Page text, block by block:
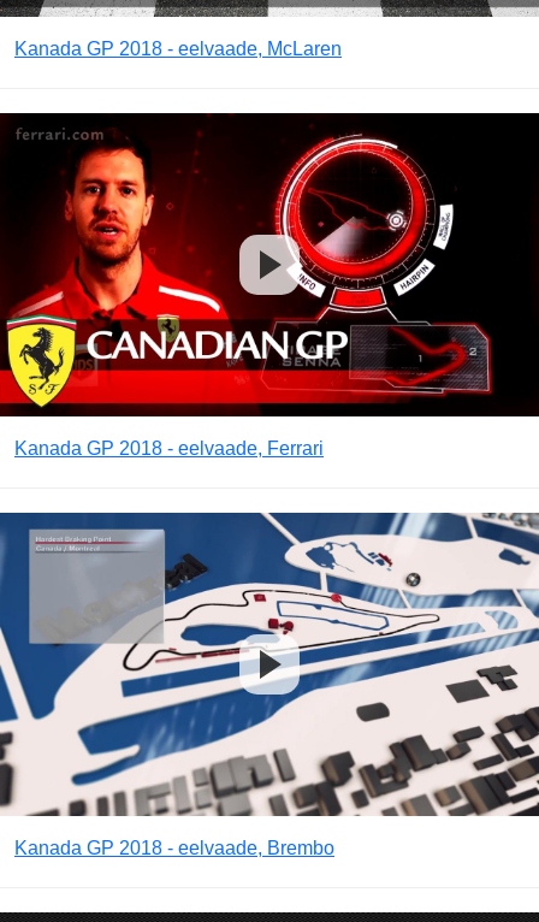
Kanada GP 2018 - eelvaade, McLaren
Kanada GP 2018 - eelvaade, Ferrari
Kanada GP 2018 - eelvaade, Brembo